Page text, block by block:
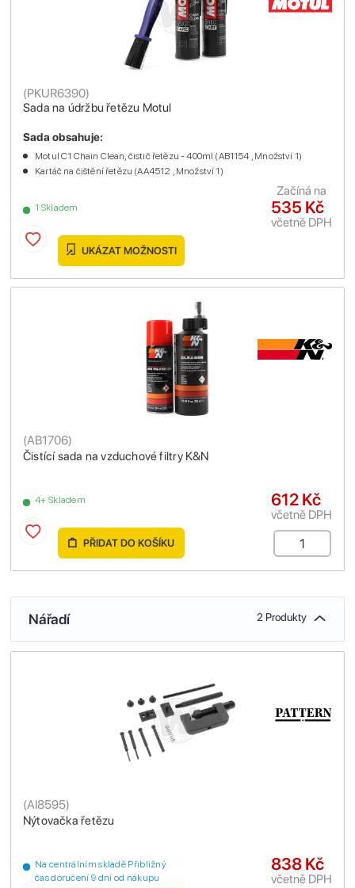
Sada na údržbu řetězu Motul
(PKUR6390)
1 Skladem
Sada obsahuje:
Motul C1 Chain Clean, čistič řetězu - 400ml (AB1154 , Množství 1)
Kartáč na čištění řetězu (AA4512 , Množství 1)
535 Kč
včetně DPH
Začíná na
UKÁZAT MOŽNOSTI
Čistící sada na vzduchové filtry K&N
(AB1706)
4+ Skladem 612 Kč
včetně DPH
PŘIDAT DO KOŠÍKU
Nářadí 2 Produkty
Nýtovačka řetězu
(AI8595)
Na centrálním skladě Přibližný
čas doručení 9 dní od nákupu
838 Kč
včetně DPH